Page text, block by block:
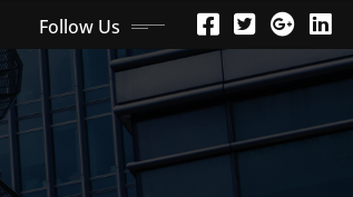
Follow Us